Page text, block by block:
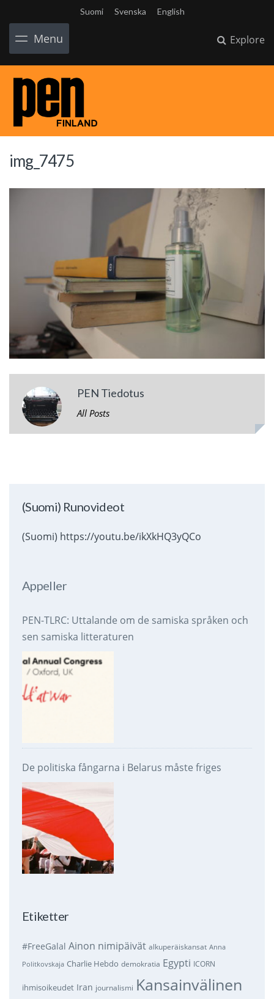
Suomi Svenska English
Menu Explore
img_7475
PEN Tiedotus
All Posts
(Suomi) Runovideot
(Suomi) https://youtu.be/ikXkHQ3yQCo
Appeller
PEN-TLRC: Uttalande om de samiska språken och
sen samiska litteraturen
De politiska fångarna i Belarus måste friges
Etiketter
#FreeGalal Ainon nimipäivät alkuperäiskansat Anna
Politkovskaja Charlie Hebdo demokratia Egypti ICORN
ihmisoikeudet Iran journalismi Kansainvälinen